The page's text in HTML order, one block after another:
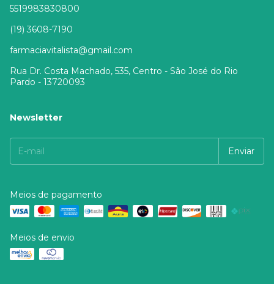
5519983830800
(19) 3608-7190
farmaciavitalista@gmail.com
Rua Dr. Costa Machado, 535, Centro - São José do Rio
Pardo - 13720093
Newsletter
Meios de pagamento
Meios de envio